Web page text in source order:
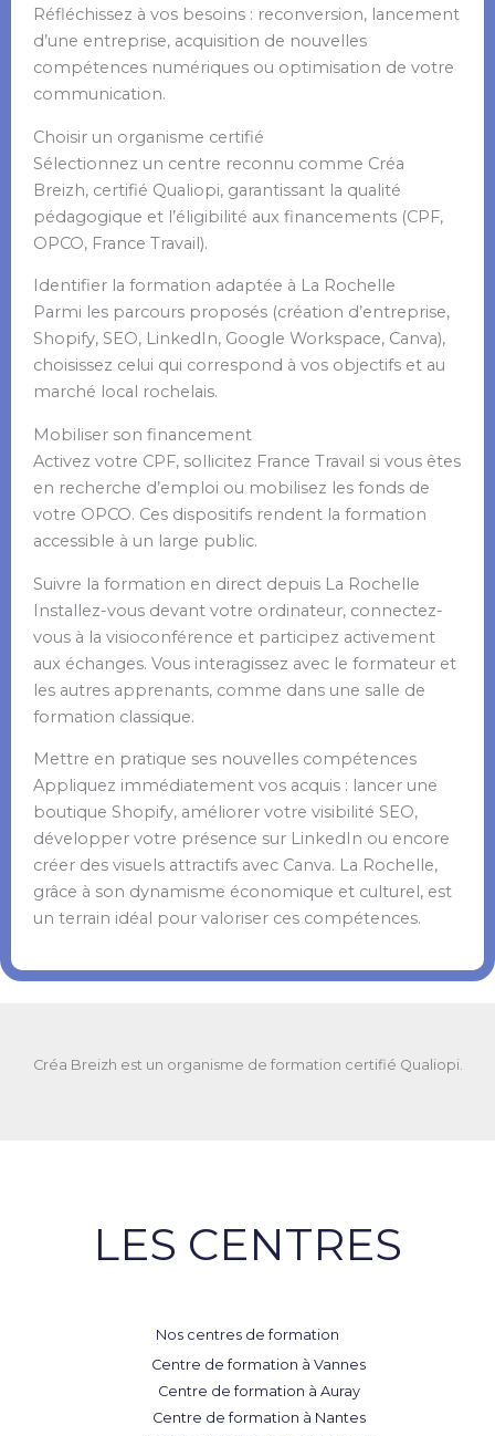
Réfléchissez à vos besoins : reconversion, lancement
d’une entreprise, acquisition de nouvelles
compétences numériques ou optimisation de votre
communication.
Choisir un organisme certifié
Sélectionnez un centre reconnu comme Créa
Breizh, certifié Qualiopi, garantissant la qualité
pédagogique et l’éligibilité aux financements (CPF,
OPCO, France Travail).
Identifier la formation adaptée à La Rochelle
Parmi les parcours proposés (création d’entreprise,
Shopify, SEO, LinkedIn, Google Workspace, Canva),
choisissez celui qui correspond à vos objectifs et au
marché local rochelais.
Mobiliser son financement
Activez votre CPF, sollicitez France Travail si vous êtes
en recherche d’emploi ou mobilisez les fonds de
votre OPCO. Ces dispositifs rendent la formation
accessible à un large public.
Suivre la formation en direct depuis La Rochelle
Installez-vous devant votre ordinateur, connectez-
vous à la visioconférence et participez activement
aux échanges. Vous interagissez avec le formateur et
les autres apprenants, comme dans une salle de
formation classique.
Mettre en pratique ses nouvelles compétences
Appliquez immédiatement vos acquis : lancer une
boutique Shopify, améliorer votre visibilité SEO,
développer votre présence sur LinkedIn ou encore
créer des visuels attractifs avec Canva. La Rochelle,
grâce à son dynamisme économique et culturel, est
un terrain idéal pour valoriser ces compétences.
Créa Breizh est un organisme de formation certifié Qualiopi.
LES CENTRES
Nos centres de formation
Centre de formation à Vannes
Centre de formation à Auray
Centre de formation à Nantes